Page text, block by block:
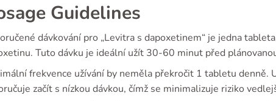
Guidelines
dávkování pro „Levitra s dapoxetinem“ je jedna
Tuto dávku je ideální užít 30-60 minut před
frekvence užívání by neměla překročit 1 tabletu denně.
začít s nízkou dávkou, čímž se minimalizuje riziko